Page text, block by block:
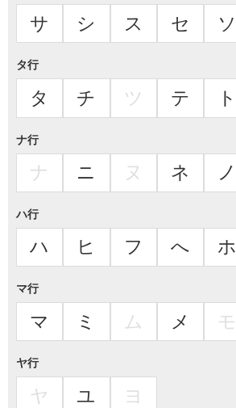
サ シ ス セ ソ
タ行
タ チ ツ テ ト
ナ行
ナ ニ ヌ ネ ノ
ハ行
ハ ヒ フ へ ホ
マ行
マ ミ ム メ モ
ヤ行
ヤ ユ ヨ